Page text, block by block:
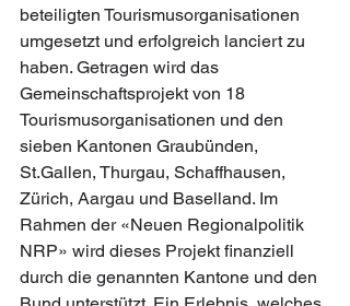
beteiligten Tourismusorganisationen
umgesetzt und erfolgreich lanciert zu
haben. Getragen wird das
Gemeinschaftsprojekt von 18
Tourismusorganisationen und den
sieben Kantonen Graubünden,
St.Gallen, Thurgau, Schaffhausen,
Zürich, Aargau und Baselland. Im
Rahmen der «Neuen Regionalpolitik
NRP» wird dieses Projekt finanziell
durch die genannten Kantone und den